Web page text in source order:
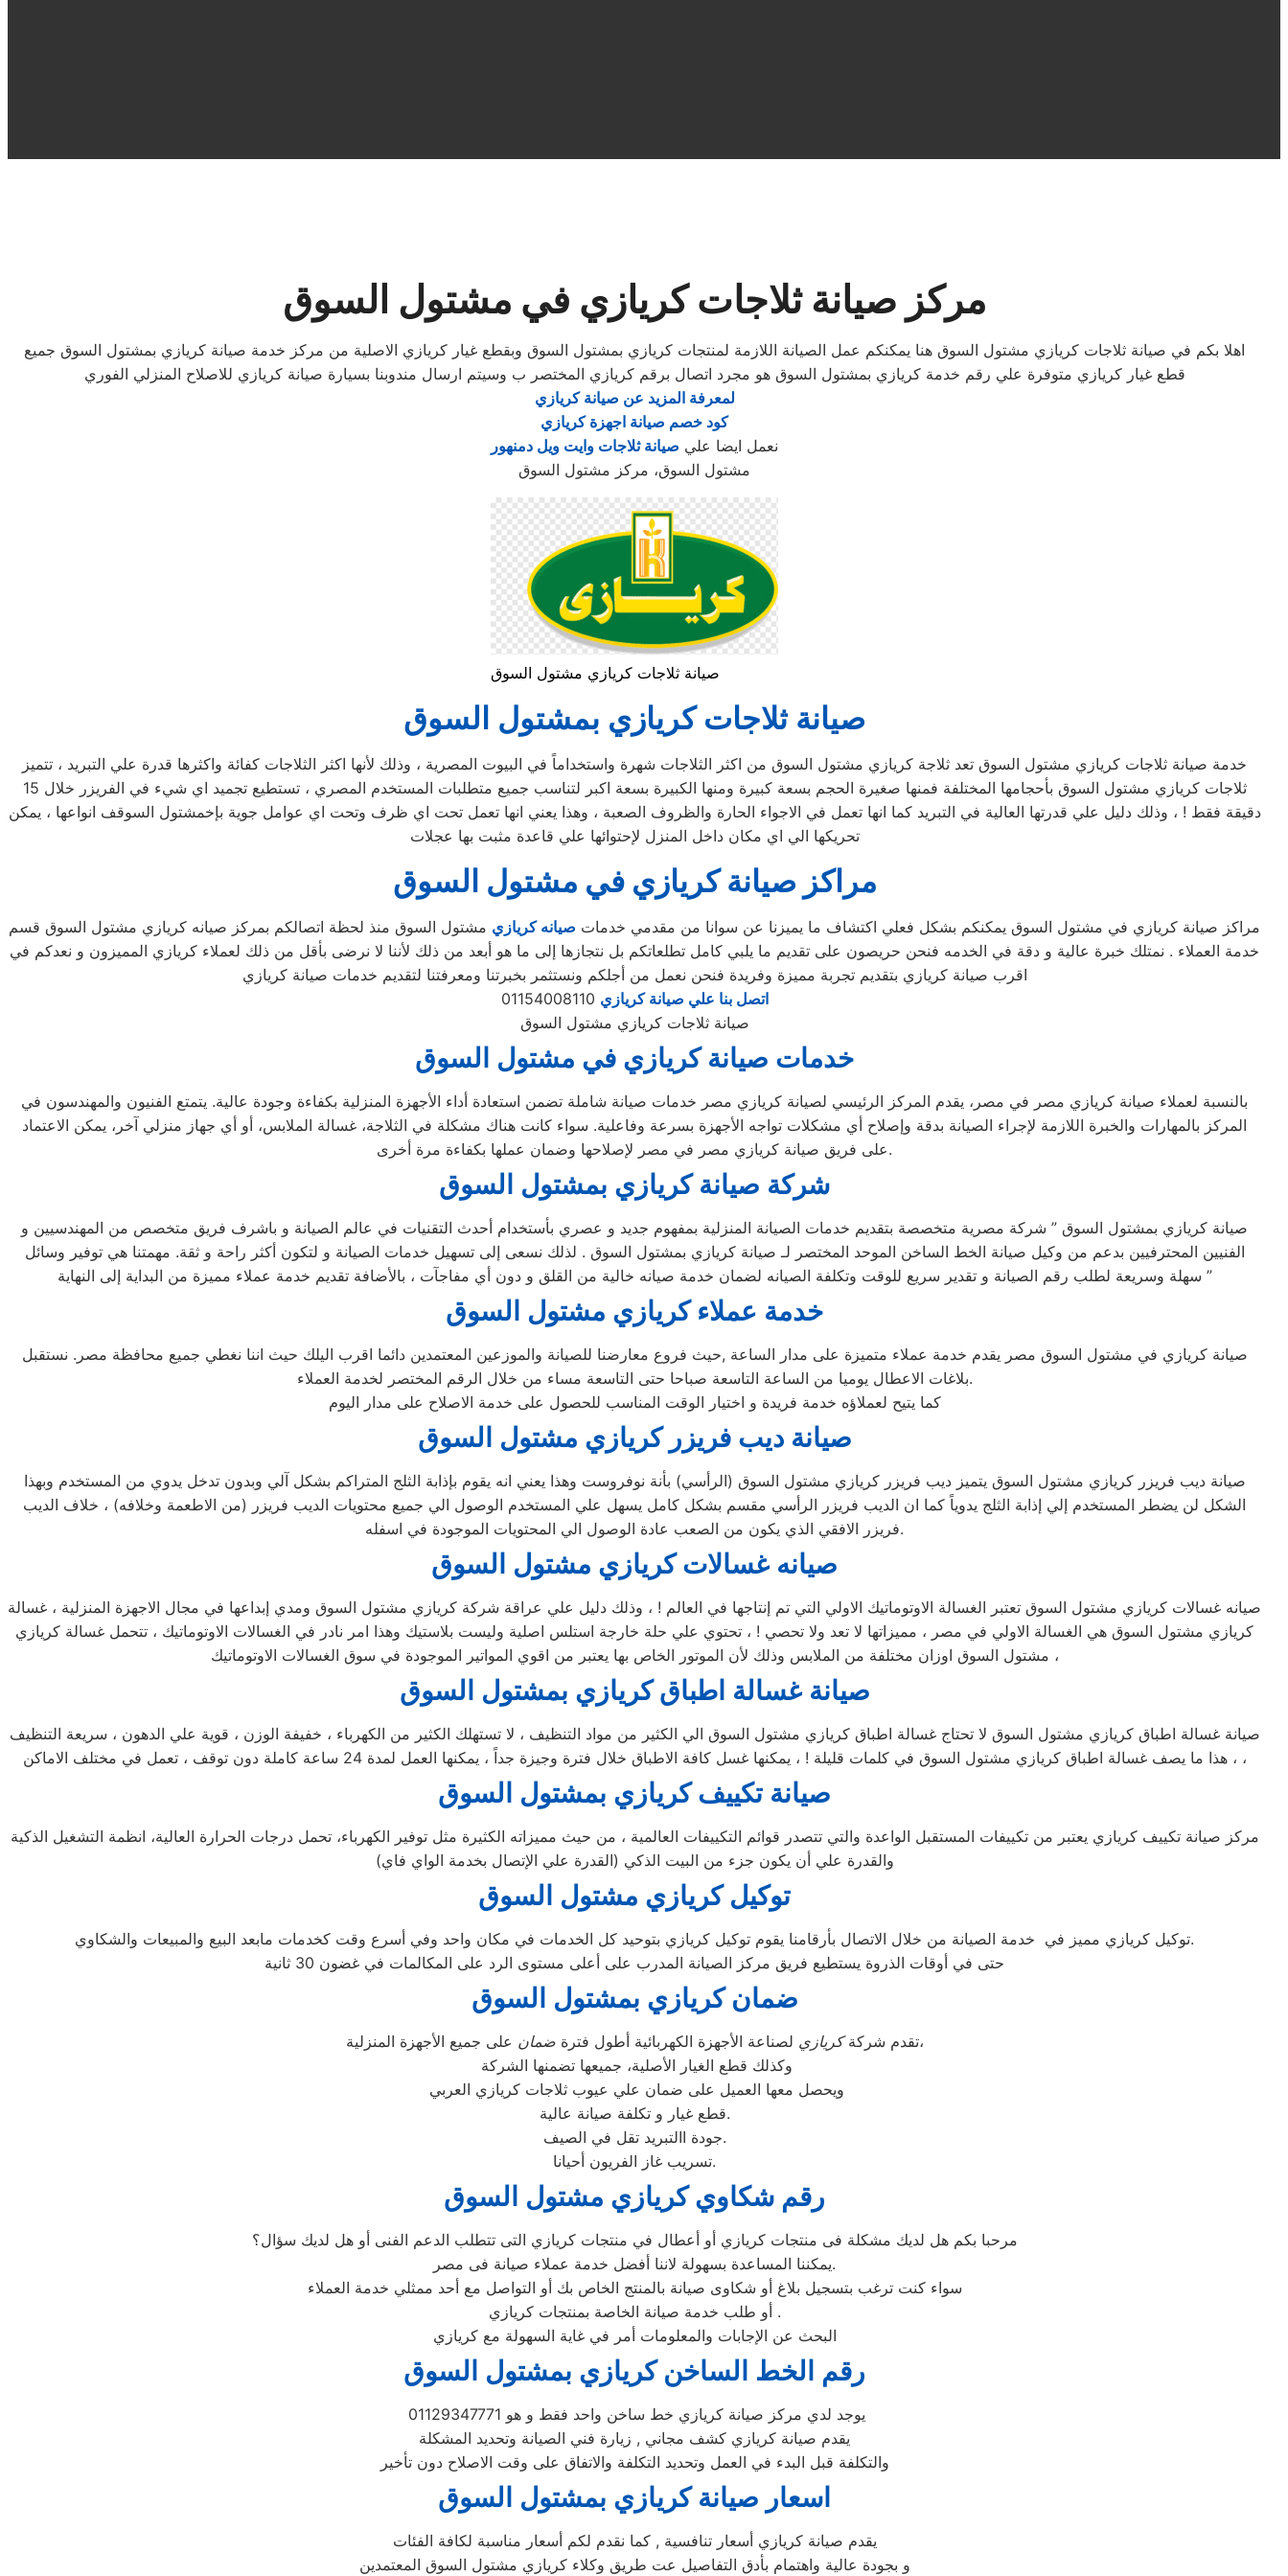
مركز صيانة ثلاجات كريازي في مشتول السوق
اهلا بكم في صيانة ثلاجات كريازي مشتول السوق هنا يمكنكم عمل الصيانة اللازمة لمنتجات كريازي بمشتول السوق وبقطع غيار كريازي الاصلية من مركز خدمة صيانة كريازي بمشتول السوق جميع
قطع غيار كريازي متوفرة علي رقم خدمة كريازي بمشتول السوق هو مجرد اتصال برقم كريازي المختصر ب وسيتم ارسال مندوبنا بسيارة صيانة كريازي للاصلاح المنزلي الفوري
لمعرفة المزيد عن صيانة كريازي
كود خصم صيانة اجهزة كريازي
نعمل ايضا علي صيانة ثلاجات وايت ويل دمنهور
مشتول السوق، مركز مشتول السوق
صيانة ثلاجات كريازي مشتول السوق
صيانة ثلاجات كريازي بمشتول السوق
خدمة صيانة ثلاجات كريازي مشتول السوق تعد ثلاجة كريازي مشتول السوق من اكثر الثلاجات شهرة واستخداماً في البيوت المصرية ، وذلك لأنها اكثر الثلاجات كفائة واكثرها قدرة علي التبريد ، تتميز
ثلاجات كريازي مشتول السوق بأحجامها المختلفة فمنها صغيرة الحجم بسعة كبيرة ومنها الكبيرة بسعة اكبر لتناسب جميع متطلبات المستخدم المصري ، تستطيع تجميد اي شيء في الفريزر خلال 15
دقيقة فقط ! ، وذلك دليل علي قدرتها العالية في التبريد كما انها تعمل في الاجواء الحارة والظروف الصعبة ، وهذا يعني انها تعمل تحت اي ظرف وتحت اي عوامل جوية بإخمشتول السوقف انواعها ، يمكن
تحريكها الي اي مكان داخل المنزل لإحتوائها علي قاعدة مثبت بها عجلات
مراكز صيانة كريازي في مشتول السوق
مراكز صيانة كريازي في مشتول السوق يمكنكم بشكل فعلي اكتشاف ما يميزنا عن سوانا من مقدمي خدمات صيانه كريازي مشتول السوق منذ لحظة اتصالكم بمركز صيانه كريازي مشتول السوق قسم
خدمة العملاء . نمتلك خبرة عالية و دقة في الخدمه فنحن حريصون على تقديم ما يلبي كامل تطلعاتكم بل نتجازها إلى ما هو أبعد من ذلك لأننا لا نرضى بأقل من ذلك لعملاء كريازي المميزون و نعدكم في
اقرب صيانة كريازي بتقديم تجربة مميزة وفريدة فنحن نعمل من أجلكم ونستثمر بخبرتنا ومعرفتنا لتقديم خدمات صيانة كريازي
اتصل بنا علي صيانة كريازي
صيانة ثلاجات كريازي مشتول السوق
خدمات صيانة كريازي في مشتول السوق
بالنسبة لعملاء صيانة كريازي مصر في مصر، يقدم المركز الرئيسي لصيانة كريازي مصر خدمات صيانة شاملة تضمن استعادة أداء الأجهزة المنزلية بكفاءة وجودة عالية. يتمتع الفنيون والمهندسون في
المركز بالمهارات والخبرة اللازمة لإجراء الصيانة بدقة وإصلاح أي مشكلات تواجه الأجهزة بسرعة وفاعلية. سواء كانت هناك مشكلة في الثلاجة، غسالة الملابس، أو أي جهاز منزلي آخر، يمكن الاعتماد
على فريق صيانة كريازي مصر في مصر لإصلاحها وضمان عملها بكفاءة مرة أخرى.
شركة صيانة كريازي بمشتول السوق
صيانة كريازي بمشتول السوق ” شركة مصرية متخصصة بتقديم خدمات الصيانة المنزلية بمفهوم جديد و عصري بأستخدام أحدث التقنيات في عالم الصيانة و باشرف فريق متخصص من المهندسيين و
الفنيين المحترفيين بدعم من وكيل صيانة الخط الساخن الموحد المختصر لـ صيانة كريازي بمشتول السوق . لذلك نسعى إلى تسهيل خدمات الصيانة و لتكون أكثر راحة و ثقة. مهمتنا هي توفير وسائل
سهلة وسريعة لطلب رقم الصيانة و تقدير سريع للوقت وتكلفة الصيانه لضمان خدمة صيانه خالية من القلق و دون أي مفاجآت ، بالأضافة تقديم خدمة عملاء مميزة من البداية إلى النهاية ”
خدمة عملاء كريازي مشتول السوق
صيانة كريازي في مشتول السوق مصر يقدم خدمة عملاء متميزة على مدار الساعة ,حيث فروع معارضنا للصيانة والموزعين المعتمدين دائما اقرب اليلك حيث اننا نغطي جميع محافظة مصر. نستقبل
بلاغات الاعطال يوميا من الساعة التاسعة صباحا حتى التاسعة مساء من خلال الرقم المختصر لخدمة العملاء.
كما يتيح لعملاؤه خدمة فريدة و اختيار الوقت المناسب للحصول على خدمة الاصلاح على مدار اليوم
صيانة ديب فريزر كريازي مشتول السوق
صيانة ديب فريزر كريازي مشتول السوق يتميز ديب فريزر كريازي مشتول السوق (الرأسي) بأنة نوفروست وهذا يعني انه يقوم بإذابة الثلج المتراكم بشكل آلي وبدون تدخل يدوي من المستخدم وبهذا
الشكل لن يضطر المستخدم إلي إذابة الثلج يدوياً كما ان الديب فريزر الرأسي مقسم بشكل كامل يسهل علي المستخدم الوصول الي جميع محتويات الديب فريزر (من الاطعمة وخلافه) ، خلاف الديب
فريزر الافقي الذي يكون من الصعب عادة الوصول الي المحتويات الموجودة في اسفله.
صيانه غسالات كريازي مشتول السوق
صيانه غسالات كريازي مشتول السوق تعتبر الغسالة الاوتوماتيك الاولي التي تم إنتاجها في العالم ! ، وذلك دليل علي عراقة شركة كريازي مشتول السوق ومدي إبداعها في مجال الاجهزة المنزلية ، غسالة
كريازي مشتول السوق هي الغسالة الاولي في مصر ، مميزاتها لا تعد ولا تحصي ! ، تحتوي علي حلة خارجة استلس اصلية وليست بلاستيك وهذا امر نادر في الغسالات الاوتوماتيك ، تتحمل غسالة كريازي
مشتول السوق اوزان مختلفة من الملابس وذلك لأن الموتور الخاص بها يعتبر من اقوي المواتير الموجودة في سوق الغسالات الاوتوماتيك ،
صيانة غسالة اطباق كريازي بمشتول السوق
صيانة غسالة اطباق كريازي مشتول السوق لا تحتاج غسالة اطباق كريازي مشتول السوق الي الكثير من مواد التنظيف ، لا تستهلك الكثير من الكهرباء ، خفيفة الوزن ، قوية علي الدهون ، سريعة التنظيف
، هذا ما يصف غسالة اطباق كريازي مشتول السوق في كلمات قليلة ! ، يمكنها غسل كافة الاطباق خلال فترة وجيزة جداً ، يمكنها العمل لمدة 24 ساعة كاملة دون توقف ، تعمل في مختلف الاماكن ،
صيانة تكييف كريازي بمشتول السوق
مركز صيانة تكييف كريازي يعتبر من تكييفات المستقبل الواعدة والتي تتصدر قوائم التكييفات العالمية ، من حيث مميزاته الكثيرة مثل توفير الكهرباء، تحمل درجات الحرارة العالية، انظمة التشغيل الذكية
والقدرة علي أن يكون جزء من البيت الذكي (القدرة علي الإتصال بخدمة الواي فاي)
توكيل كريازي مشتول السوق
توكيل كريازي مميز في خدمة الصيانة من خلال الاتصال بأرقامنا يقوم توكيل كريازي بتوحيد كل الخدمات في مكان واحد وفي أسرع وقت كخدمات مابعد البيع والمبيعات والشكاوي.
حتى في أوقات الذروة يستطيع فريق مركز الصيانة المدرب على أعلى مستوى الرد على المكالمات في غضون 30 ثانية
ضمان كريازي بمشتول السوق
تقدم شركةكريازي لصناعة الأجهزة الكهربائية أطول فترةضمان
على جميع الأجهزة المنزلية،
وكذلك قطع الغيار الأصلية، جميعها تضمنها الشركة
ويحصل معها العميل على ضمان علي عيوب ثلاجات كريازي العربي
قطع غيار و تكلفة صيانة عالية.
جودة االتبريد تقل في الصيف.
تسريب غاز الفريون أحيانا.
رقم شكاوي كريازي مشتول السوق
مرحبا بكم هل لديك مشكلة فى منتجات كريازي أو أعطال في منتجات كريازي التى تتطلب الدعم الفنى أو هل لديك سؤال؟
يمكننا المساعدة بسهولة لاننا أفضل خدمة عملاء صيانة فى مصر.
سواء كنت ترغب بتسجيل بلاغ أو شكاوى صيانة بالمنتج الخاص بك أو التواصل مع أحد ممثلي خدمة العملاء
أو طلب خدمة صيانة الخاصة بمنتجات كريازي .
البحث عن الإجابات والمعلومات أمر في غاية السهولة مع كريازي
رقم الخط الساخن كريازي بمشتول السوق
يوجد لدي مركز صيانة كريازي خط ساخن واحد فقط و هو 01129347771
يقدم صيانة كريازي كشف مجاني , زيارة فني الصيانة وتحديد المشكلة
والتكلفة قبل البدء في العمل وتحديد التكلفة والاتفاق على وقت الاصلاح دون تأخير
اسعار صيانة كريازي بمشتول السوق
يقدم صيانة كريازي أسعار تنافسية , كما نقدم لكم أسعار مناسبة لكافة الفئات
و بجودة عالية واهتمام بأدق التفاصيل عت طريق وكلاء كريازي مشتول السوق المعتمدين